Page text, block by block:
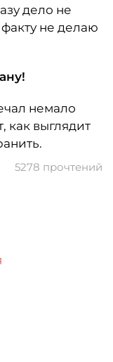
дело не
не делаю
немало
как выглядит
5278 прочтений